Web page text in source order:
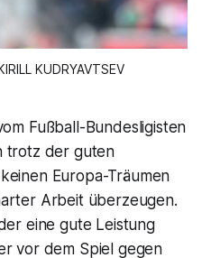
KUDRYAVTSEV
Fußball-Bundesligisten
trotz der guten
Europa-Träumen
Arbeit überzeugen.
eine gute Leistung
vor dem Spiel gegen